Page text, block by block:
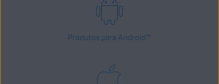
Produtos para Android™